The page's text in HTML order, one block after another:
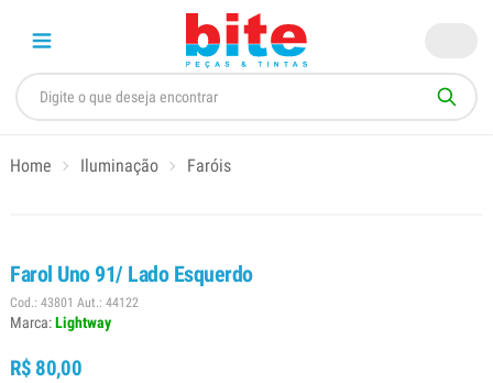
Home Iluminação Faróis
Farol Uno 91/ Lado Esquerdo
Cod.: 43801 Aut.: 44122
Marca:Lightway
R$ 80,00